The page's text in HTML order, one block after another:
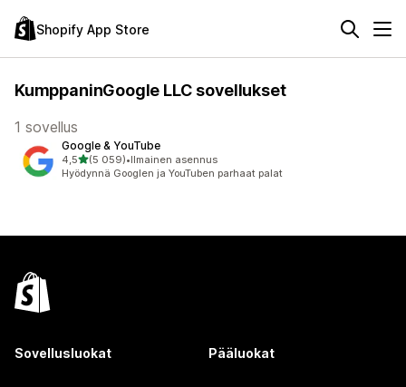
Shopify App Store
KumppaninGoogle LLC sovellukset
1 sovellus
Google & YouTube
4,5/ 5 tähteä
(5 059)
5059 arvostelua yhteensä
•Ilmainen asennus
Hyödynnä Googlen ja YouTuben parhaat palat
Sovellusluokat Pääluokat